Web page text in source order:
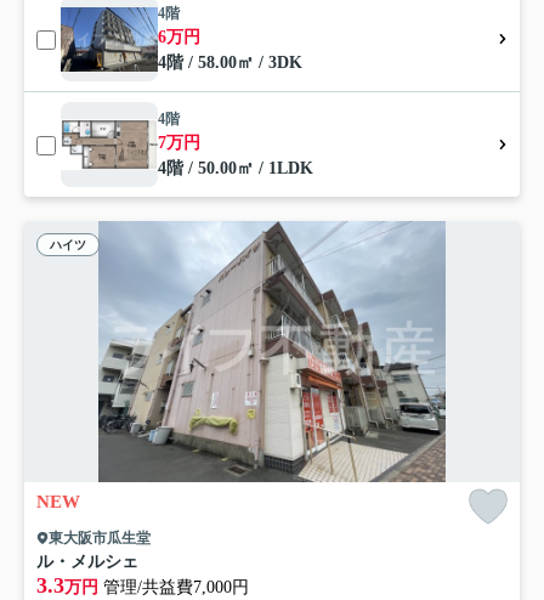
4階
6万円
4階 / 58.00㎡ / 3DK
4階
7万円
4階 / 50.00㎡ / 1LDK
ハイツ
NEW
東大阪市瓜生堂
ル・メルシェ
3.3万円 管理/共益費7,000円